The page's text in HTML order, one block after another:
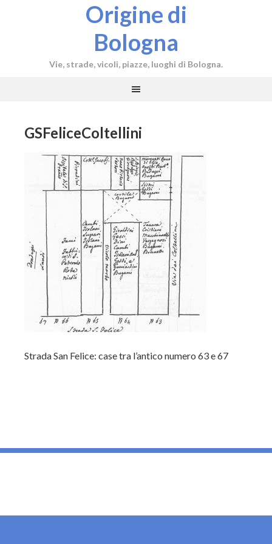
Origine di
Bologna
Vie, strade, vicoli, piazze, luoghi di Bologna.
GSFeliceColtellini
Strada San Felice: case tra l’antico numero 63 e 67